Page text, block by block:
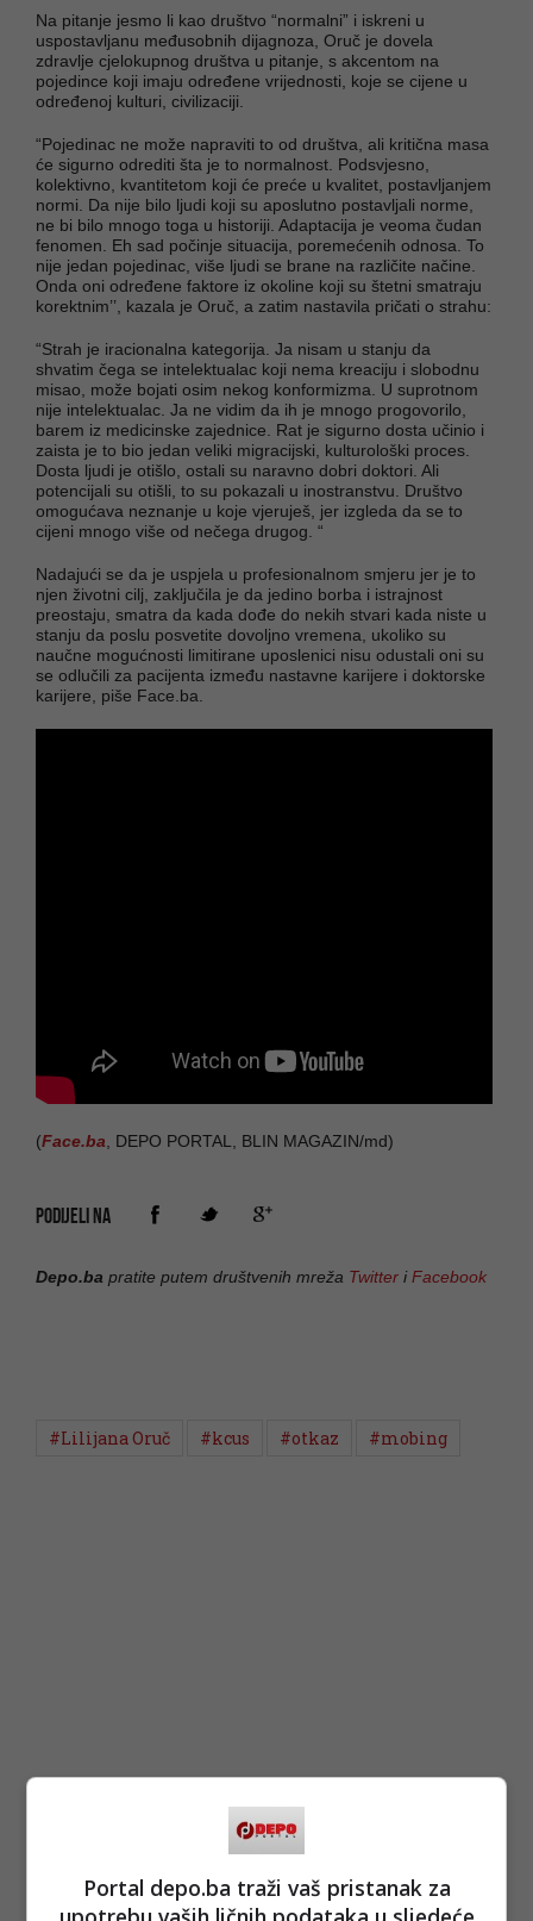
Na pitanje jesmo li kao društvo “normalni” i iskreni u
uspostavljanu međusobnih dijagnoza, Oruč je dovela
zdravlje cjelokupnog društva u pitanje, s akcentom na
pojedince koji imaju određene vrijednosti, koje se cijene u
određenoj kulturi, civilizaciji.
“Pojedinac ne može napraviti to od društva, ali kritična masa
će sigurno odrediti šta je to normalnost. Podsvjesno,
kolektivno, kvantitetom koji će preće u kvalitet, postavljanjem
normi. Da nije bilo ljudi koji su aposlutno postavljali norme,
ne bi bilo mnogo toga u historiji. Adaptacija je veoma čudan
fenomen. Eh sad počinje situacija, poremećenih odnosa. To
nije jedan pojedinac, više ljudi se brane na različite načine.
Onda oni određene faktore iz okoline koji su štetni smatraju
korektnim’’, kazala je Oruč, a zatim nastavila pričati o strahu:
“Strah je iracionalna kategorija. Ja nisam u stanju da
shvatim čega se intelektualac koji nema kreaciju i slobodnu
misao, može bojati osim nekog konformizma. U suprotnom
nije intelektualac. Ja ne vidim da ih je mnogo progovorilo,
barem iz medicinske zajednice. Rat je sigurno dosta učinio i
zaista je to bio jedan veliki migracijski, kulturološki proces.
Dosta ljudi je otišlo, ostali su naravno dobri doktori. Ali
potencijali su otišli, to su pokazali u inostranstvu. Društvo
omogućava neznanje u koje vjeruješ, jer izgleda da se to
cijeni mnogo više od nečega drugog. “
Nadajući se da je uspjela u profesionalnom smjeru jer je to
njen životni cilj, zaključila je da jedino borba i istrajnost
preostaju, smatra da kada dođe do nekih stvari kada niste u
stanju da poslu posvetite dovoljno vremena, ukoliko su
naučne mogućnosti limitirane uposlenici nisu odustali oni su
se odlučili za pacijenta između nastavne karijere i doktorske
karijere, piše Face.ba.
(Face.ba , DEPO PORTAL, BLIN MAGAZIN/md)
PODIJELI NA
Depo.ba pratite putem društvenih mreža Twitter iFacebook
#Lilijana Oruč #kcus #otkaz #mobing
Portal depo.ba traži vaš pristanak za